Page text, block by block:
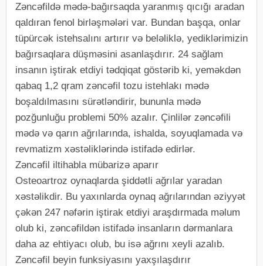
Zəncəfildə mədə-bağırsaqda yaranmış qıcığı aradan
qaldıran fenol birləşmələri var. Bundan başqa, onlar
tüpürcək istehsalını artırır və beləliklə, yediklərimizin
bağırsaqlara düşməsini asanlaşdırır. 24 sağlam
insanın iştirak etdiyi tədqiqat göstərib ki, yeməkdən
qabaq 1,2 qram zəncəfil tozu istehlakı mədə
boşaldılmasını sürətləndirir, bununla mədə
pozğunluğu problemi 50% azalır. Çinlilər zəncəfili
mədə və qarın ağrılarında, ishalda, soyuqlamada və
revmatizm xəstəliklərində istifadə edirlər.
Zəncəfil iltihabla mübarizə aparır
Osteoartroz oynaqlarda şiddətli ağrılar yaradan
xəstəlikdir. Bu yaxınlarda oynaq ağrılarından əziyyət
çəkən 247 nəfərin iştirak etdiyi araşdırmada məlum
olub ki, zəncəfildən istifadə insanların dərmanlara
daha az ehtiyacı olub, bu isə ağrını xeyli azalıb.
Zəncəfil beyin funksiyasını yaxşılaşdırır